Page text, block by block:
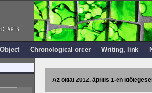
Object Chronological order Writing, link
Az oldal 2012. április 1-én